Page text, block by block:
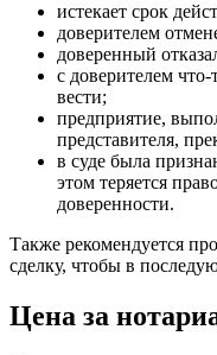
истекает срок
доверителем
доверенный
с доверителем
вести;
предприятие,
представителя,
в суде была
этом теряется
доверенности.
Также рекомендуется
сделку, чтобы в
Цена за